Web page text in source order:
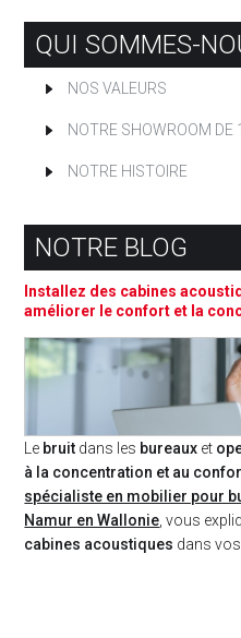
QUI SOMMES-
NOS VALEURS
NOTRE SHOWROOM DE
NOTRE HISTOIRE
NOTRE BLOG
Installez des cabines
améliorer le confort et la
Le bruit dans les bureaux et
à la concentration et au
spécialiste en mobilier pour
Namur en Wallonie , vous
cabines acoustiques dans vos